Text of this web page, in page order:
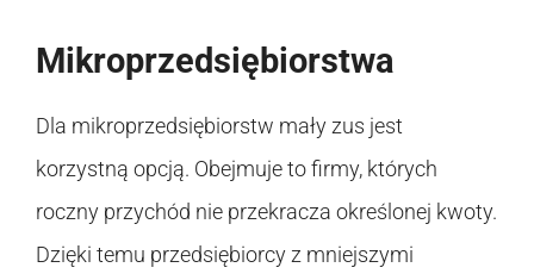
Mikroprzedsiębiorstwa
Dla mikroprzedsiębiorstw mały zus jest
korzystną opcją. Obejmuje to firmy, których
roczny przychód nie przekracza określonej kwoty.
Dzięki temu przedsiębiorcy z mniejszymi